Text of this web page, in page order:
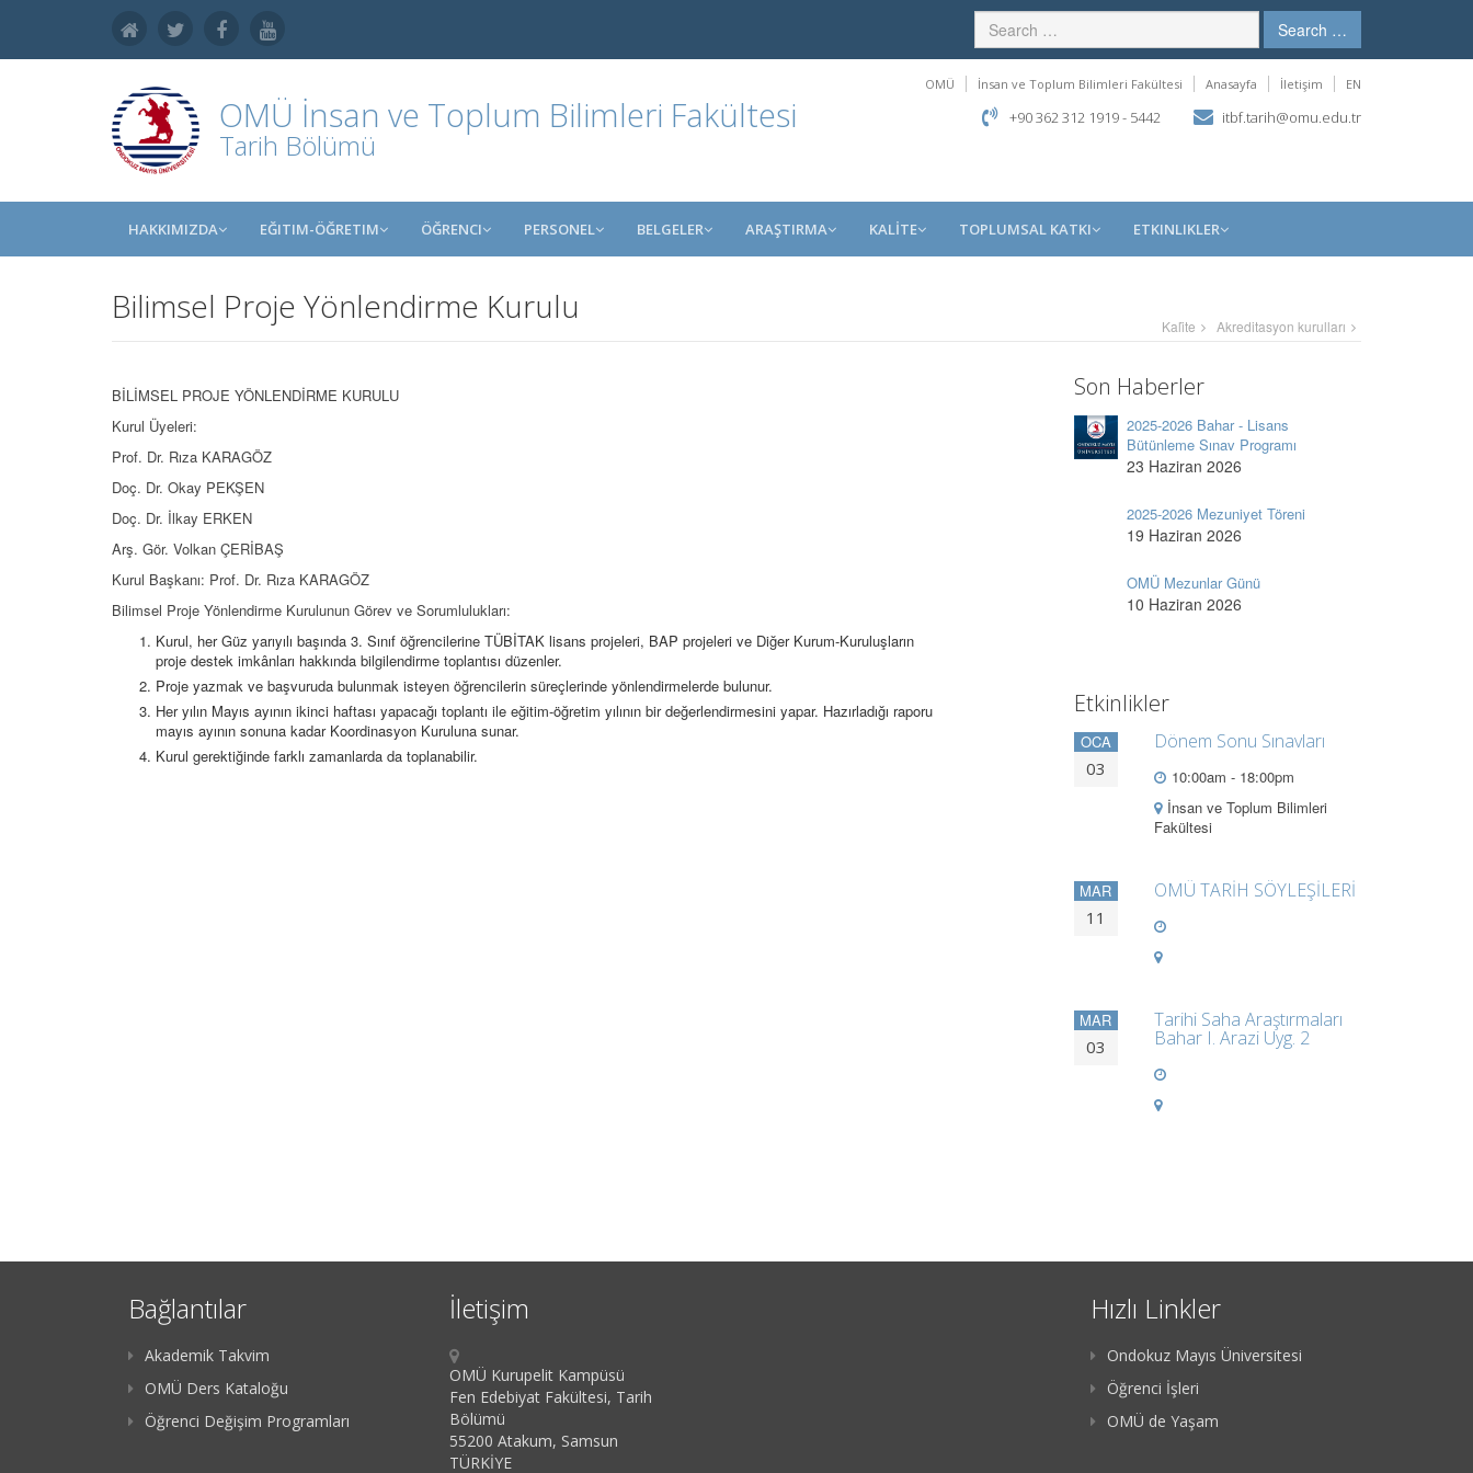
Search …
OMÜ İnsan ve Toplum Bilimleri Fakültesi
Tarih Bölümü
OMÜ İnsan ve Toplum Bilimleri Fakültesi Anasayfa İletişim EN
+90 362 312 1919 - 5442 itbf.tarih@omu.edu.tr
HAKKIMIZDA EĞITIM-ÖĞRETIM ÖĞRENCI PERSONEL BELGELER ARAŞTIRMA KALİTE TOPLUMSAL KATKI ETKINLIKLER
Bilimsel Proje Yönlendirme Kurulu Kali̇te Akreditasyon kurulları
BİLİMSEL PROJE YÖNLENDİRME KURULU
Kurul Üyeleri:
Prof. Dr. Rıza KARAGÖZ
Doç. Dr. Okay PEKŞEN
Doç. Dr. İlkay ERKEN
Arş. Gör. Volkan ÇERİBAŞ
Kurul Başkanı: Prof. Dr. Rıza KARAGÖZ
Bilimsel Proje Yönlendirme Kurulunun Görev ve Sorumlulukları:
Kurul, her Güz yarıyılı başında 3. Sınıf öğrencilerine TÜBİTAK lisans projeleri, BAP projeleri ve Diğer Kurum-Kuruluşların
proje destek imkânları hakkında bilgilendirme toplantısı düzenler.
Proje yazmak ve başvuruda bulunmak isteyen öğrencilerin süreçlerinde yönlendirmelerde bulunur.
Her yılın Mayıs ayının ikinci haftası yapacağı toplantı ile eğitim-öğretim yılının bir değerlendirmesini yapar. Hazırladığı raporu
mayıs ayının sonuna kadar Koordinasyon Kuruluna sunar.
Kurul gerektiğinde farklı zamanlarda da toplanabilir.
Son Haberler
2025-2026 Bahar - Lisans
Bütünleme Sınav Programı
23 Haziran 2026
2025-2026 Mezuniyet Töreni
19 Haziran 2026
OMÜ Mezunlar Günü
10 Haziran 2026
Etkinlikler
OCA
03
Dönem Sonu Sınavları
10:00am - 18:00pm
İnsan ve Toplum Bilimleri
Fakültesi
MAR
11
OMÜ TARİH SÖYLEŞİLERİ
MAR
03
Tarihi Saha Araştırmaları
Bahar I. Arazi Uyg. 2
Bağlantılar
Akademik Takvim
OMÜ Ders Kataloğu
Öğrenci Değişim Programları
İletişim
OMÜ Kurupelit Kampüsü
Fen Edebiyat Fakültesi, Tarih
Bölümü
55200 Atakum, Samsun
TÜRKİYE
Hızlı Linkler
Ondokuz Mayıs Üniversitesi
Öğrenci İşleri
OMÜ de Yaşam